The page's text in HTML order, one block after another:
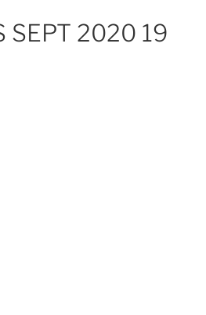
SEPT 2020 19